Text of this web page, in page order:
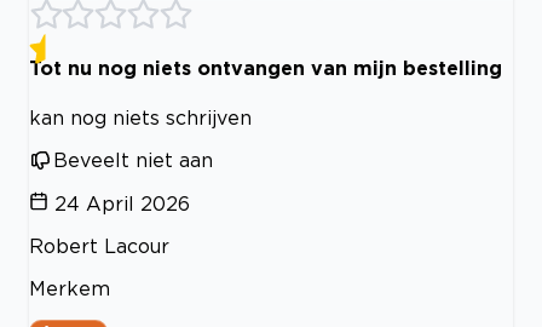
Tot nu nog niets ontvangen van mijn bestelling
kan nog niets schrijven
Beveelt niet aan
24 April 2026
Robert Lacour
Merkem